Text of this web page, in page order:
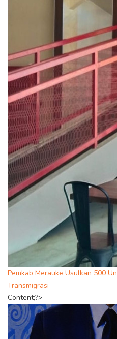
Pemkab Merauke Usulkan 500
Transmigrasi
Content;?>